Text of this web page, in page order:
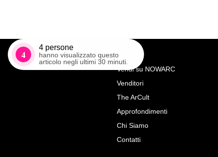
4
4 persone
hanno visualizzato questo
articolo negli ultimi 30 minuti.
Richiedi Maggiori Info su
TAVOLINO DA SALOTTO
DORATO
Vendi su NOWARC
Venditori
The ArCult
Approfondimenti
Chi Siamo
Contatti